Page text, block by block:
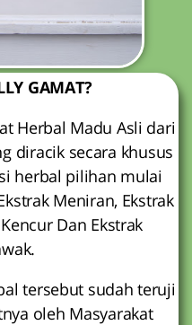
GAMAT?
Herbal Madu Asli dari
diracik secara khusus
herbal pilihan mulai
Meniran, Ekstrak
Dan Ekstrak
tersebut sudah teruji
oleh Masyarakat